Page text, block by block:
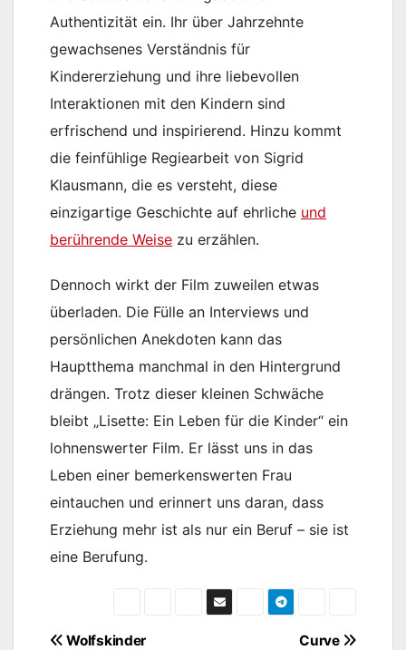
Authentizität ein. Ihr über Jahrzehnte
gewachsenes Verständnis für
Kindererziehung und ihre liebevollen
Interaktionen mit den Kindern sind
erfrischend und inspirierend. Hinzu kommt
die feinfühlige Regiearbeit von Sigrid
Klausmann, die es versteht, diese
einzigartige Geschichte auf ehrliche und
berührende Weise zu erzählen.
Dennoch wirkt der Film zuweilen etwas
überladen. Die Fülle an Interviews und
persönlichen Anekdoten kann das
Hauptthema manchmal in den Hintergrund
drängen. Trotz dieser kleinen Schwäche
bleibt „Lisette: Ein Leben für die Kinder“ ein
lohnenswerter Film. Er lässt uns in das
Leben einer bemerkenswerten Frau
eintauchen und erinnert uns daran, dass
Erziehung mehr ist als nur ein Beruf – sie ist
eine Berufung.
Beitragsnavigation Curve
Wolfskinder